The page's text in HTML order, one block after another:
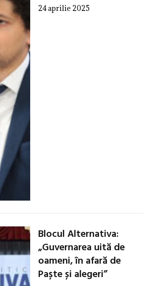
24 aprilie 2025
Blocul Alternativa:
„Guvernarea uită de
oameni, în afară de
Paște și alegeri”